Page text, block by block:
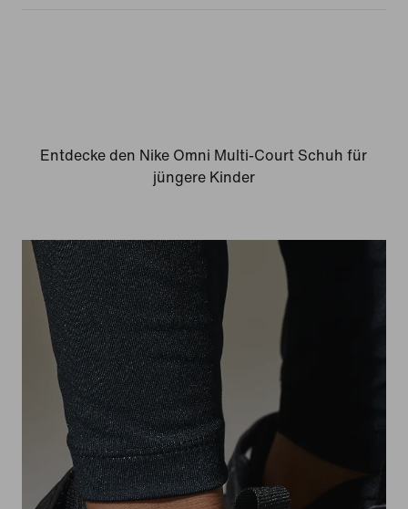
Entdecke den Nike Omni Multi-Court Schuh für
jüngere Kinder